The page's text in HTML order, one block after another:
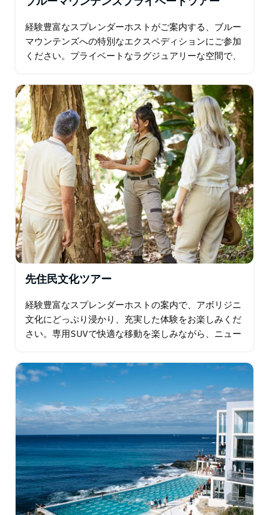
経験豊富なスプレンダーホストがご案内する、ブルー
マウンテンズへの特別なエクスペディションにご参加
ください。プライベートなラグジュアリーな空間で、
望台を巡り、息を呑むような山々の絶景をご堪能くだ
さい…
先住民文化ツアー
経験豊富なスプレンダーホストの案内で、アボリジニ
文化にどっぷり浸かり、充実した体験をお楽しみくだ
さい。専用SUVで快適な移動を楽しみながら、ニュー
を1時間かけてじっくりとご鑑賞いただけます…